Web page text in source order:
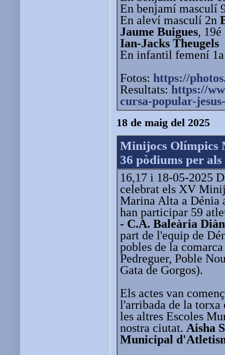
En benjamí masculí
En aleví masculí 2n
Jaume Buigues, 19é
Ian-Jacks Theugels
En infantil femení
Fotos: https://
Resultats: https://
cursa-popular-
18 de maig del 2025
Minijocs Olímpics
36 pòdiums per
16,17 i 18-05-2025
celebrat els XV
Marina Alta a Dénia
han participar 59
- C.A. Baleària
part de l'equip de
pobles de la
Pedreguer, Poble
Gata de Gorgos).
Els actes van
l'arribada de la
les altres Escoles
nostra ciutat. Aisha
Municipal